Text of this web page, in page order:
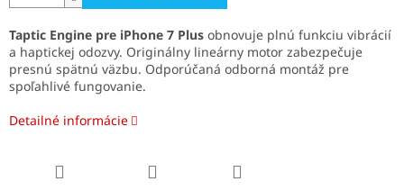
Taptic Engine pre iPhone 7 Plus obnovuje plnú funkciu vibrácií
a haptickej odozvy. Originálny lineárny motor zabezpečuje
presnú spätnú väzbu. Odporúčaná odborná montáž pre
spoľahlivé fungovanie.
Detailné informácie